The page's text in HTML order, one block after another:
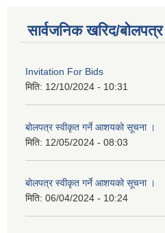
सार्वजनिक खरिद/
Invitation For Bids
मिति: 12/10/2024 - 10:31
बोलपत्र स्वीकृत गर्ने आशयको सूचना ।
मिति: 12/05/2024 - 08:03
बोलपत्र स्वीकृत गर्ने आशयको सूचना ।
मिति: 06/04/2024 - 10:24